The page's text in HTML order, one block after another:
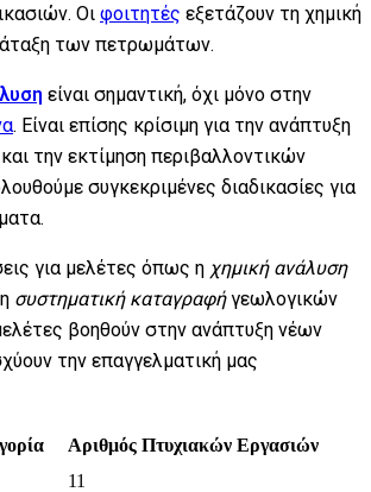
Οι φοιτητές εξετάζουν τη χημική
των πετρωμάτων.
είναι σημαντική, όχι μόνο στην
. Είναι επίσης κρίσιμη για την ανάπτυξη
την εκτίμηση περιβαλλοντικών
συγκεκριμένες διαδικασίες για
για μελέτες όπως η χημική ανάλυση
συστηματική καταγραφήγεωλογικών
βοηθούν στην ανάπτυξη νέων
την επαγγελματική μας
Αριθμός Πτυχιακών Εργασιών
11